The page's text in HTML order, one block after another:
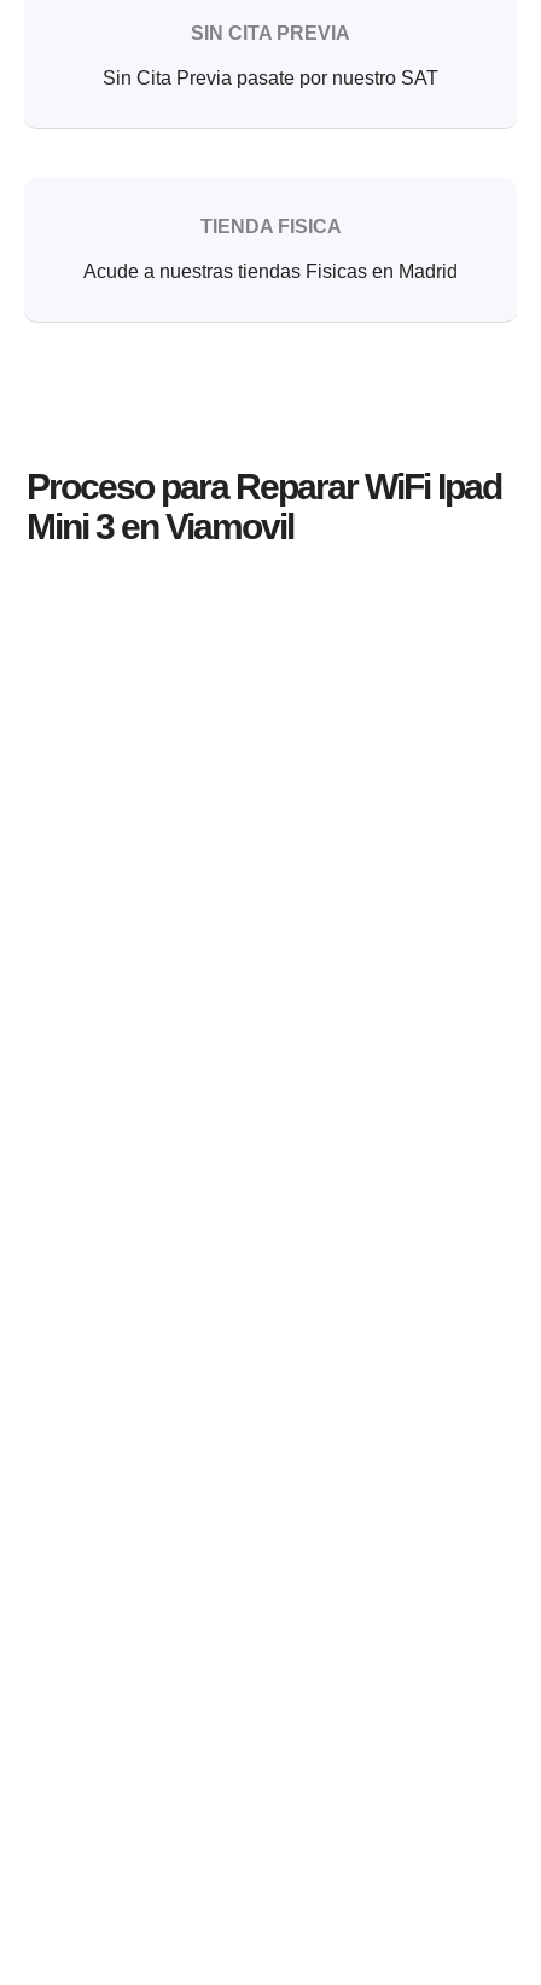
SIN CITA PREVIA
Sin Cita Previa pasate por nuestro SAT
TIENDA FISICA
Acude a nuestras tiendas Fisicas en Madrid
Proceso para Reparar WiFi Ipad
Mini 3 en Viamovil